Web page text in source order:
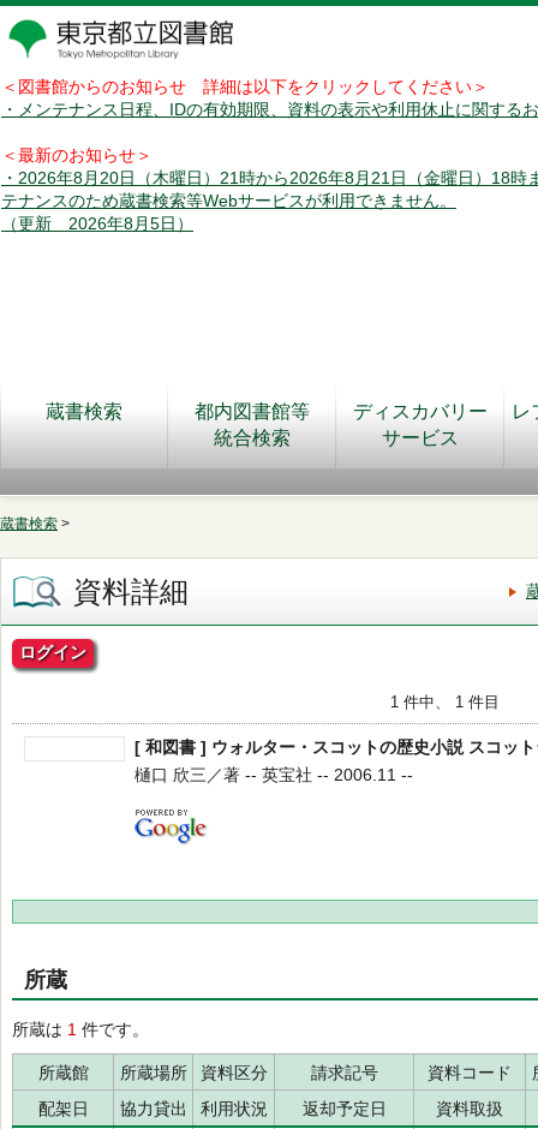
＜図書館からのお知らせ 詳細は以下をクリックしてください＞
・メンテナンス日程、IDの有効期限、資料の表示や利用休止に関する
＜最新のお知らせ＞
・2026年8月20日（木曜日）21時から2026年8月21日（金曜日）18時
テナンスのため蔵書検索等Webサービスが利用できません。
（更新 2026年8月5日）
蔵書検索
都内図書館等
統合検索
ディスカバリー
サービス
レ
蔵書検索 >
資料詳細
ログイン
1 件中、 1 件目
[ 和図書 ] ウォルター・スコットの歴史小説 スコッ
樋口 欣三／著 -- 英宝社 -- 2006.11 --
所蔵
所蔵は 1 件です。
所蔵館 所蔵場所 資料区分 請求記号 資料コード
配架日
協力貸出 利用状況 返却予定日
資料取扱